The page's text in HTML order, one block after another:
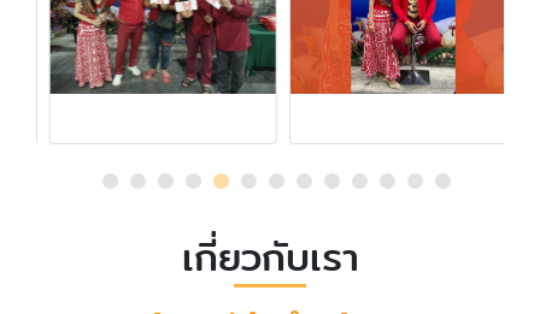
เกี่ยวกับเรา